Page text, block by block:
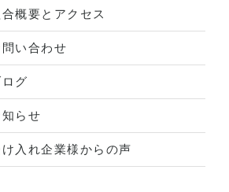
概要とアクセス
問い合わせ
グ
知らせ
け入れ企業様からの声